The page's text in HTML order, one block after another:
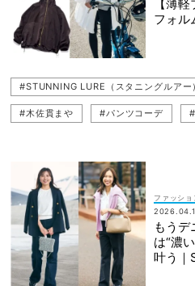
【薄
フォル
#STUNNING LURE（スタニングルアー
#木佐貫まや #パンツコーデ
#公園コーデ（公園ファッション）
#春コーデ #アウター #LE
#カジュアル #アウターコーデ
#ブルゾン
ファッショ
もうデ
は“濃
叶う｜